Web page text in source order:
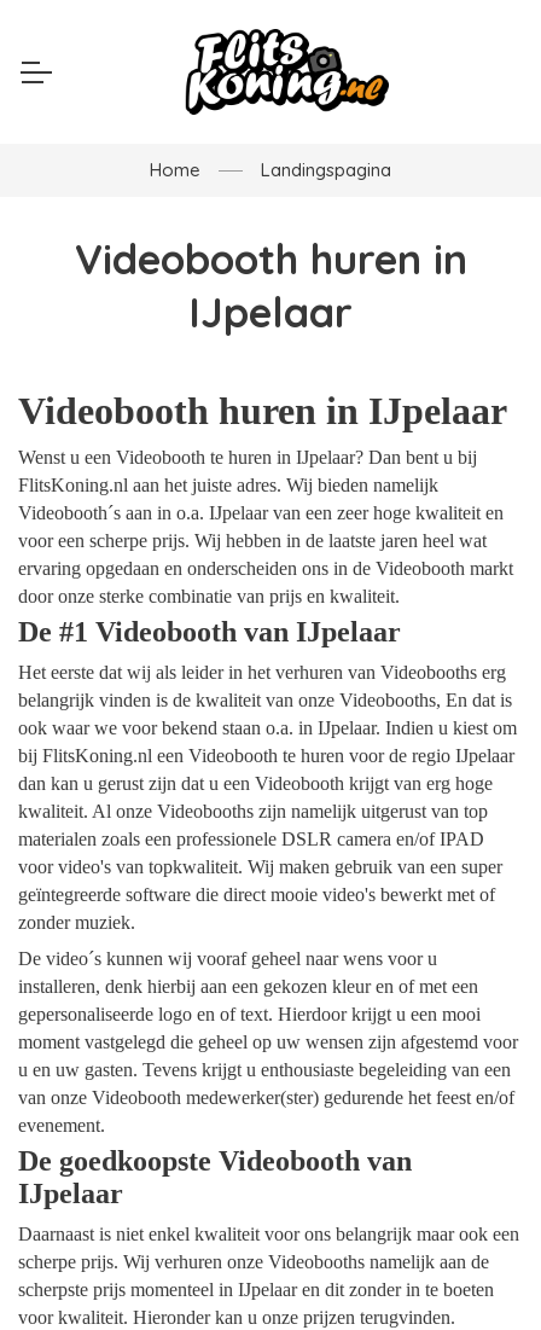
Home Landingspagina
Videobooth huren in
IJpelaar
Videobooth huren in IJpelaar
Wenst u een Videobooth te huren in IJpelaar? Dan bent u bij
FlitsKoning.nl aan het juiste adres. Wij bieden namelijk
Videobooth´s aan in o.a. IJpelaar van een zeer hoge kwaliteit en
voor een scherpe prijs. Wij hebben in de laatste jaren heel wat
ervaring opgedaan en onderscheiden ons in de Videobooth markt
door onze sterke combinatie van prijs en kwaliteit.
De #1 Videobooth van IJpelaar
Het eerste dat wij als leider in het verhuren van Videobooths erg
belangrijk vinden is de kwaliteit van onze Videobooths, En dat is
ook waar we voor bekend staan o.a. in IJpelaar. Indien u kiest om
bij FlitsKoning.nl een Videobooth te huren voor de regio IJpelaar
dan kan u gerust zijn dat u een Videobooth krijgt van erg hoge
kwaliteit. Al onze Videobooths zijn namelijk uitgerust van top
materialen zoals een professionele DSLR camera en/of IPAD
voor video's van topkwaliteit. Wij maken gebruik van een super
geïntegreerde software die direct mooie video's bewerkt met of
zonder muziek.
De video´s kunnen wij vooraf geheel naar wens voor u
installeren, denk hierbij aan een gekozen kleur en of met een
gepersonaliseerde logo en of text. Hierdoor krijgt u een mooi
moment vastgelegd die geheel op uw wensen zijn afgestemd voor
u en uw gasten. Tevens krijgt u enthousiaste begeleiding van een
van onze Videobooth medewerker(ster) gedurende het feest en/of
evenement.
De goedkoopste Videobooth van
IJpelaar
Daarnaast is niet enkel kwaliteit voor ons belangrijk maar ook een
scherpe prijs. Wij verhuren onze Videobooths namelijk aan de
scherpste prijs momenteel in IJpelaar en dit zonder in te boeten
voor kwaliteit. Hieronder kan u onze prijzen terugvinden.